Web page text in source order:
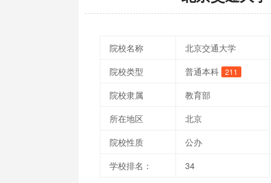
院校名称
北京交通大学
院校类型
普通本科 211
院校隶属
教育部
所在地区
北京
院校性质
公办
学校排名：
34